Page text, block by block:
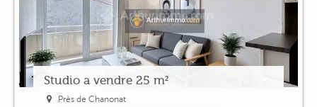
Studio a vendre 25 m²
Près de Chanonat